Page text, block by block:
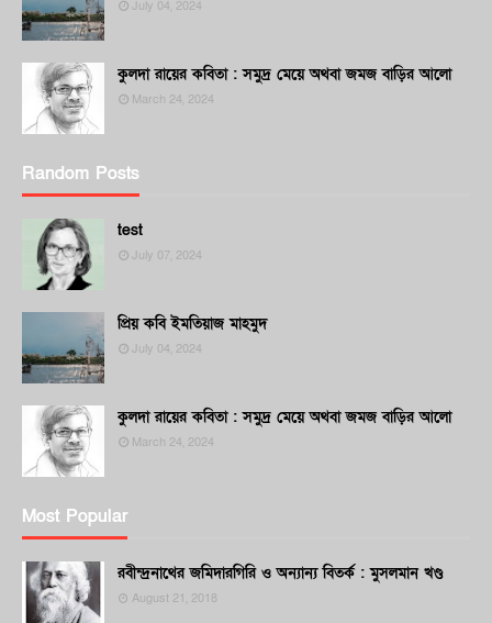
July 04, 2024
কুলদা রায়ের কবিতা : সমুদ্র মেয়ে অথবা জমজ বাড়ির আলো
March 24, 2024
Random Posts
test
July 07, 2024
প্রিয় কবি ইমতিয়াজ মাহমুদ
July 04, 2024
কুলদা রায়ের কবিতা : সমুদ্র মেয়ে অথবা জমজ বাড়ির আলো
March 24, 2024
Most Popular
রবীন্দ্রনাথের জমিদারগিরি ও অন্যান্য বিতর্ক : মুসলমান খণ্ড
August 21, 2018